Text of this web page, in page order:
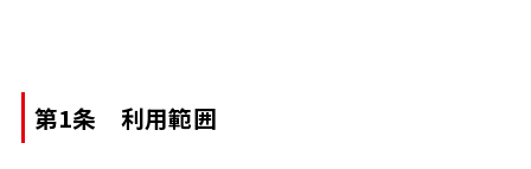
第1条 利用範囲